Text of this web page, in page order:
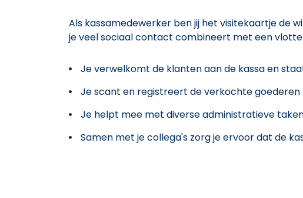
Als kassamedewerker ben jij het visitekaartje de
je veel sociaal contact combineert met een
Je verwelkomt de klanten aan de kassa en
Je scant en registreert de verkochte
Je helpt mee met diverse administratieve
Samen met je collega's zorg je ervoor dat de